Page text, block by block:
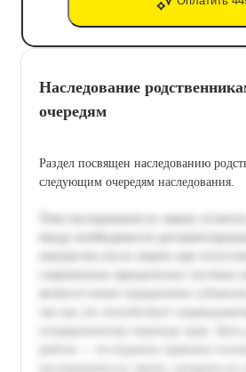
Наследование
очередям
Раздел посвящен наследованию
следующим очередям наследования.